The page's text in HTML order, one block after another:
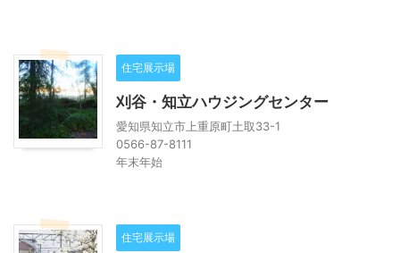
住宅展示場
刈谷・知立ハウジングセンター
愛知県知立市上重原町土取33-1
0566-87-8111
年末年始
住宅展示場